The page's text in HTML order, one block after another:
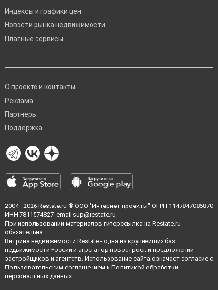
Индексы и графики цен
Новости рынка недвижимости
Платные сервисы
О проекте и контакты
Реклама
Партнеры
Поддержка
2004—2026 Restate.ru ® ООО "Интернет проекты" ОГРН 1147847086870
ИНН 7811574827, email sup@restate.ru
При использовании материалов гиперссылка на Restate.ru
обязательна.
Витрина недвижимости Restate - одна из крупнейших баз
недвижимости России и агрегатор новостроек и предложений
застройщиков и агентств. Использование сайта означает согласие с
Пользовательским соглашением и Политикой обработки
персональных данных